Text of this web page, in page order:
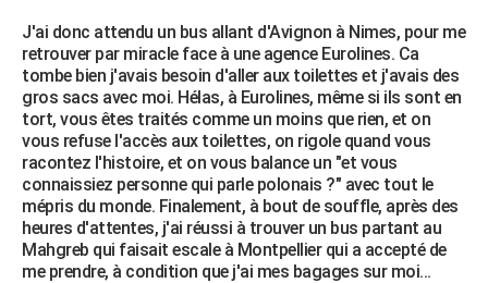
J'ai donc attendu un bus allant d'Avignon à Nimes, pour me
retrouver par miracle face à une agence Eurolines. Ca
tombe bien j'avais besoin d'aller aux toilettes et j'avais des
gros sacs avec moi. Hélas, à Eurolines, même si ils sont en
tort, vous êtes traités comme un moins que rien, et on
vous refuse l'accès aux toilettes, on rigole quand vous
racontez l'histoire, et on vous balance un "et vous
connaissiez personne qui parle polonais ?" avec tout le
mépris du monde. Finalement, à bout de souffle, après des
heures d'attentes, j'ai réussi à trouver un bus partant au
Mahgreb qui faisait escale à Montpellier qui a accepté de
me prendre, à condition que j'ai mes bagages sur moi...